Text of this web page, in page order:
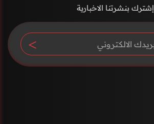
إشترك بنشرتنا الاخبارية